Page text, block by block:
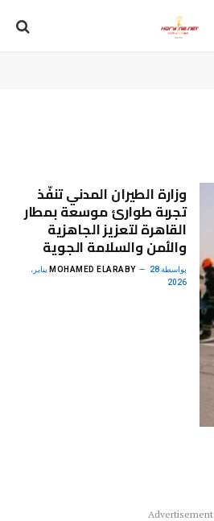
وزارة الطيران المدني تنفّذ
تجربة طوارئ موسعة بمطار
القاهرة لتعزيز الجاهزية
والأمن والسلامة الجوية
بواسطة MOHAMED ELARABY 28 يناير،
2026
Advertisement